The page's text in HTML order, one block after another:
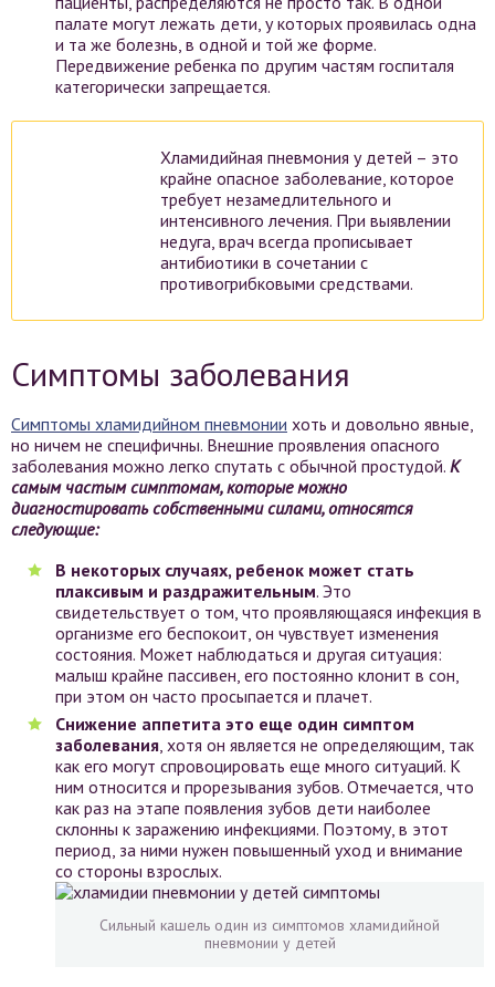
палате могут лежать дети, у которых проявилась одна
и та же болезнь, в одной и той же форме.
Передвижение ребенка по другим частям госпиталя
категорически запрещается.
Хламидийная пневмония у детей – это
крайне опасное заболевание, которое
требует незамедлительного и
интенсивного лечения. При выявлении
недуга, врач всегда прописывает
антибиотики в сочетании с
противогрибковыми средствами.
Симптомы заболевания
Симптомы хламидийном пневмонии хоть и довольно явные,
но ничем не специфичны. Внешние проявления опасного
заболевания можно легко спутать с обычной простудой. К
самым частым симптомам, которые можно
диагностировать собственными силами, относятся
следующие:
В некоторых случаях, ребенок может стать
плаксивым и раздражительным. Это
свидетельствует о том, что проявляющаяся инфекция в
организме его беспокоит, он чувствует изменения
состояния. Может наблюдаться и другая ситуация:
малыш крайне пассивен, его постоянно клонит в сон,
при этом он часто просыпается и плачет.
Снижение аппетита это еще один симптом
заболевания , хотя он является не определяющим, так
как его могут спровоцировать еще много ситуаций. К
ним относится и прорезывания зубов. Отмечается, что
как раз на этапе появления зубов дети наиболее
склонны к заражению инфекциями. Поэтому, в этот
период, за ними нужен повышенный уход и внимание
со стороны взрослых.
Сильный кашель один из симптомов хламидийной
пневмонии у детей